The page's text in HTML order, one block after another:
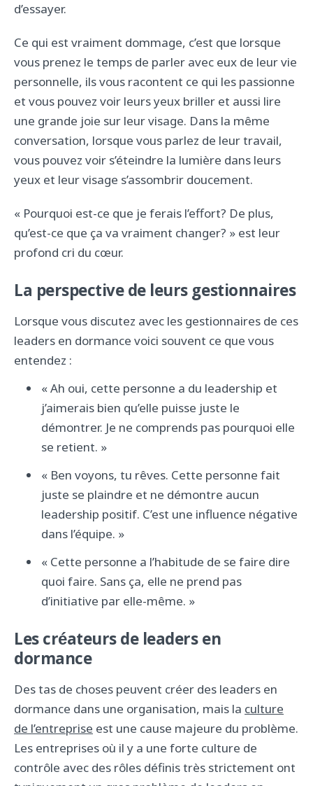
d’essayer.
Ce qui est vraiment dommage, c’est que lorsque
vous prenez le temps de parler avec eux de leur vie
personnelle, ils vous racontent ce qui les passionne
et vous pouvez voir leurs yeux briller et aussi lire
une grande joie sur leur visage. Dans la même
conversation, lorsque vous parlez de leur travail,
vous pouvez voir s’éteindre la lumière dans leurs
yeux et leur visage s’assombrir doucement.
« Pourquoi est-ce que je ferais l’effort? De plus,
qu’est-ce que ça va vraiment changer? » est leur
profond cri du cœur.
La perspective de leurs gestionnaires
Lorsque vous discutez avec les gestionnaires de ces
leaders en dormance voici souvent ce que vous
entendez :
« Ah oui, cette personne a du leadership et
j’aimerais bien qu’elle puisse juste le
démontrer. Je ne comprends pas pourquoi elle
se retient. »
« Ben voyons, tu rêves. Cette personne fait
juste se plaindre et ne démontre aucun
leadership positif. C’est une influence négative
dans l’équipe. »
« Cette personne a l’habitude de se faire dire
quoi faire. Sans ça, elle ne prend pas
d’initiative par elle-même. »
Les créateurs de leaders en
dormance
Des tas de choses peuvent créer des leaders en
dormance dans une organisation, mais la culture
de l’entreprise est une cause majeure du problème.
Les entreprises où il y a une forte culture de
contrôle avec des rôles définis très strictement ont